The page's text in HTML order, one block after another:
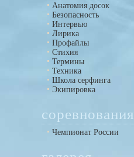
Анатомия досок
Безопасность
Интервью
Лирика
Профайлы
Стихия
Термины
Техника
Школа серфинга
Экипировка
соревнования
Чемпионат России